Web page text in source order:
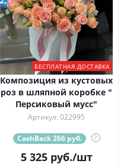
БЕСПЛАТНАЯ ДОСТАВКА
Композиция из кустовых
роз в шляпной коробке "
Персиковый мусс"
Артикул: 022995
CashBack 266 руб. ?
5 325руб./шт